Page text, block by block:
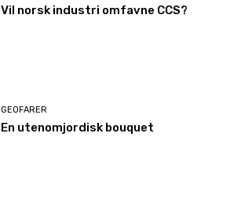
Vil norsk industri omfavne CCS?
GEOFARER
En utenomjordisk bouquet